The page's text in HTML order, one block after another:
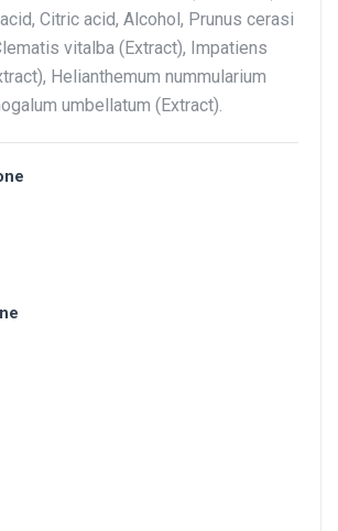
Citric acid, Alcohol, Prunus cerasi
vitalba (Extract), Impatiens
Helianthemum nummularium
umbellatum (Extract).